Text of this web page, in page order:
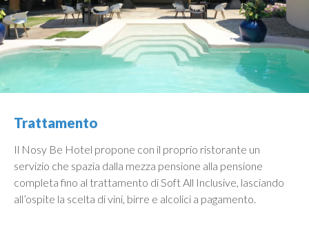
Trattamento
Il Nosy Be Hotel propone con il proprio ristorante un
servizio che spazia dalla mezza pensione alla pensione
completa fino al trattamento di Soft All Inclusive, lasciando
all’ospite la scelta di vini, birre e alcolici a pagamento.